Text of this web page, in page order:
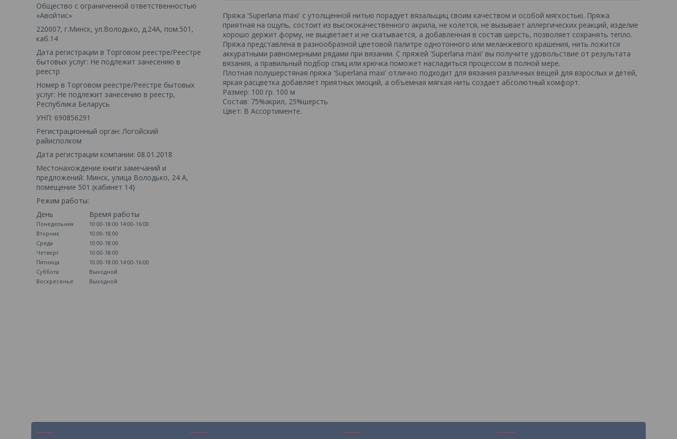
Пряжа 'Superlana maxi' с утолщенной нитью порадует вязальщиц своим качеством и особой мягкостью. Пряжа
приятная на ощупь, состоит из высококачественного акрила, не колется, не вызывает аллергических реакций, изделие
хорошо держит форму, не выцветает и не скатывается, а добавленная в состав шерсть, позволяет сохранять тепло.
Пряжа представлена в разнообразной цветовой палитре однотонного или меланжевого крашения, нить ложится
аккуратными равномерными рядами при вязании. С пряжей 'Superlana maxi' вы получите удовольствие от результата
вязания, а правильный подбор спиц или крючка поможет насладиться процессом в полной мере.
Плотная полушерстяная пряжа 'Superlana maxi' отлично подходит для вязания различных вещей для взрослых и детей,
яркая расцветка добавляет приятных эмоций, а объемная мягкая нить создает абсолютный комфорт.
Размер: 100 гр. 100 м
Состав: 75%акрил, 25%шерсть
Цвет: В Ассортименте.
Общество с ограниченной ответственностью
«Авойтис»
220007, г.Минск, ул.Володько, д.24А, пом.501,
каб.14
Дата регистрации в Торговом реестре/Реестре
бытовых услуг: Не подлежит занесению в
реестр
Номер в Торговом реестре/Реестре бытовых
услуг: Не подлежит занесению в реестр,
Республика Беларусь
УНП: 690856291
Регистрационный орган: Логойский
райисполком
Дата регистрации компании: 08.01.2018
Местонахождение книги замечаний и
предложений: Минск, улица Володько, 24 А,
помещение 501 (кабинет 14)
Режим работы:
День
Время работы
Понедельник 10:00-18:00 14:00-16:00
Вторник
10:00-18:00
Среда
10:00-18:00
Четверг
10:00-18:00
Пятница
10:00-18:00 14:00-16:00
Суббота
Выходной
Воскресенье
Выходной